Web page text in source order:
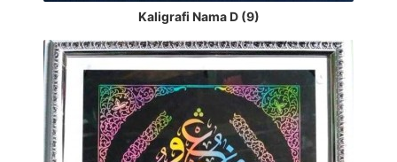
Kaligrafi Nama D (9)